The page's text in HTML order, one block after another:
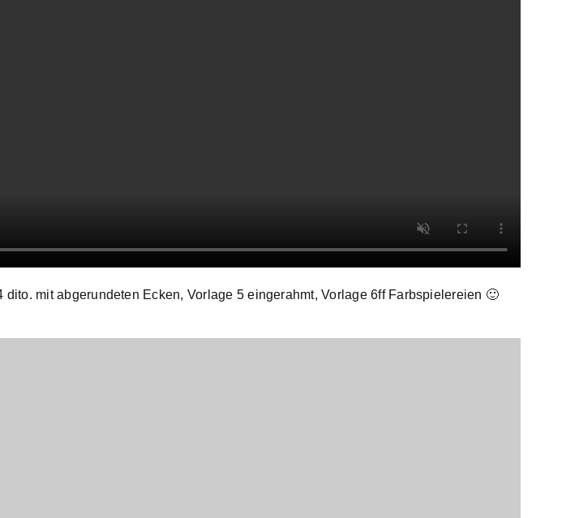
mit abgerundeten Ecken, Vorlage 5 eingerahmt, Vorlage 6ff Farbspielereien 🙂